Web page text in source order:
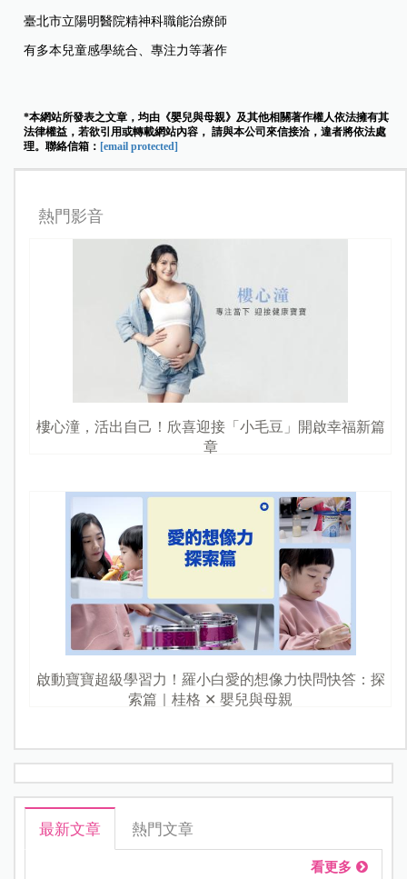
臺北市立陽明醫院精神科職能治療師
有多本兒童感學統合、專注力等著作
*本網站所發表之文章，均由《嬰兒與母親》及其他相關著作權人依法擁有其
法律權益，若欲引用或轉載網站內容， 請與本公司來信接洽，違者將依法處
理。聯絡信箱： [email protected]
熱門影音
樓心潼，活出自己！欣喜迎接「小毛豆」開啟幸福新篇
章
啟動寶寶超級學習力！羅小白愛的想像力快問快答：探
索篇｜桂格 ✕ 嬰兒與母親
最新文章 熱門文章
看更多